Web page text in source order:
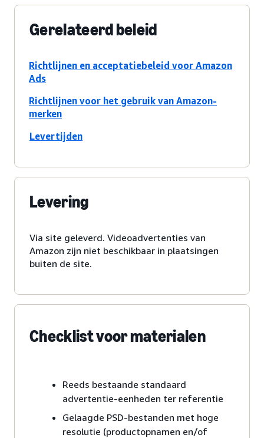
Gerelateerd beleid
Richtlijnen en acceptatiebeleid voor Amazon
Ads
Richtlijnen voor het gebruik van Amazon-
merken
Levertijden
Levering
Via site geleverd. Videoadvertenties van
Amazon zijn niet beschikbaar in plaatsingen
buiten de site.
Checklist voor materialen
Reeds bestaande standaard
advertentie-eenheden ter referentie
Gelaagde PSD-bestanden met hoge
resolutie (productopnamen en/of